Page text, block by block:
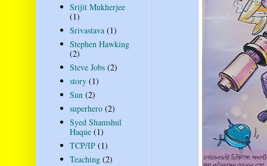
Srijit Mukherjee
(1)
Srivastava (1)
Stephen Hawking
(2)
Steve Jobs (2)
story (1)
Sun (2)
superhero (2)
Syed Shamshul
Haque (1)
TCP/IP (1)
Teaching (2)